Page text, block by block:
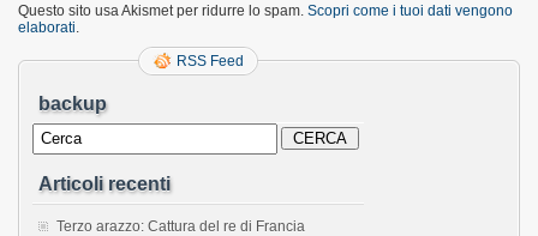
Questo sito usa Akismet per ridurre lo spam. Scopri come i tuoi dati vengono
elaborati
RSS Feed
backup
Articoli recenti
Terzo arazzo: Cattura del re di Francia